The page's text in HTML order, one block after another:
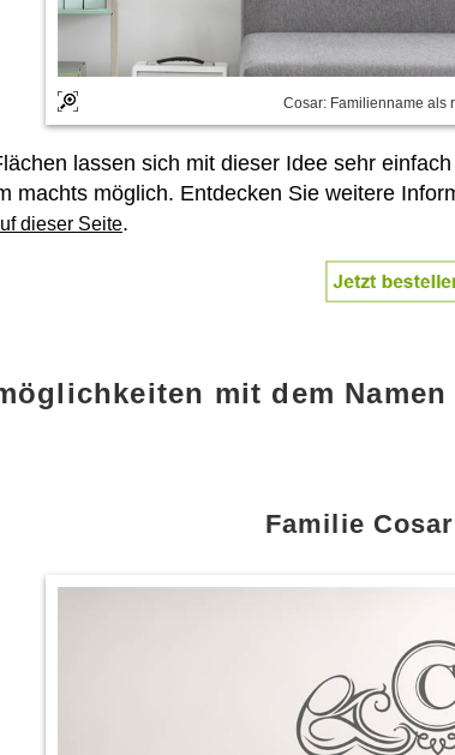
Cosar: Familienname als
lassen sich mit dieser Idee sehr
machts möglich. Entdecken Sie weitere
dieser Seite.
mit dem Namen
Familie